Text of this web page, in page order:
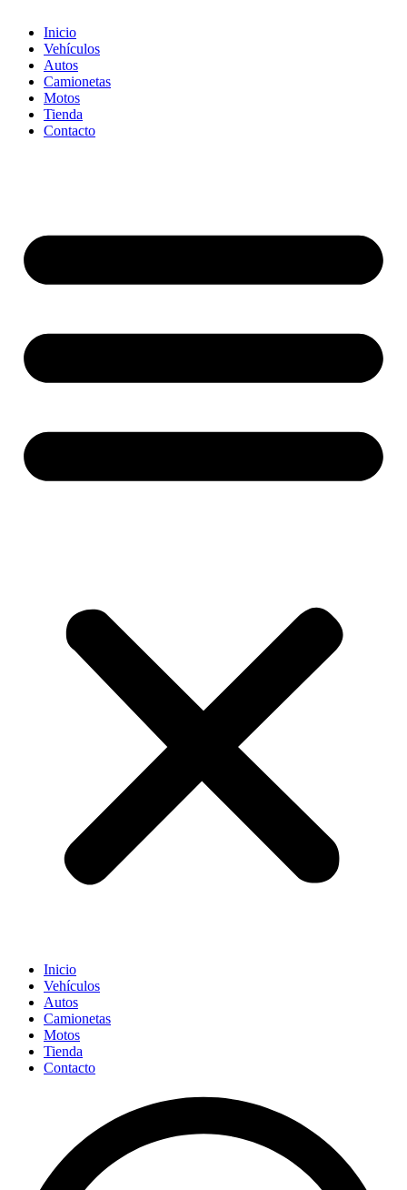
Inicio
Vehículos
Autos
Camionetas
Motos
Tienda
Contacto
Inicio
Vehículos
Autos
Camionetas
Motos
Tienda
Contacto